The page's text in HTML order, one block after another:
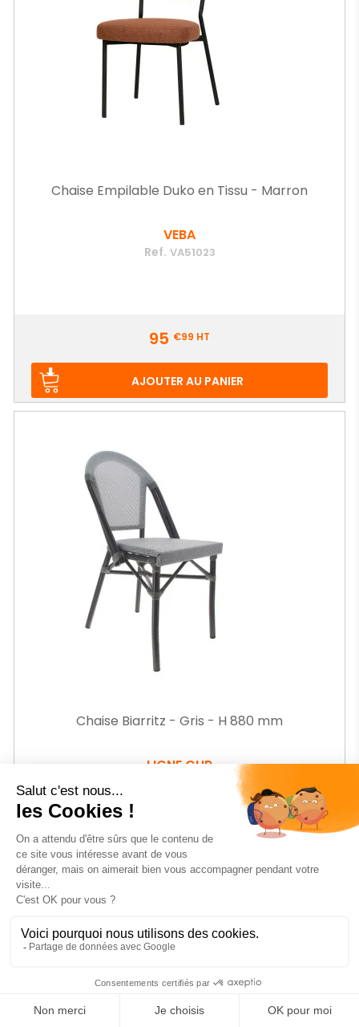
Chaise Empilable Duko en Tissu - Marron
VEBA
Ref. VA51023
95 €99 HT
AJOUTER AU PANIER
Chaise Biarritz - Gris - H 880 mm
LIGNE CHR
VOMCH700176GRIS
-28%
Prix
Prix
base
138,49 € HT 98€41HT